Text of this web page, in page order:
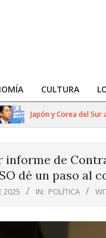
CULTURA
Japón y Corea del Sur
de
dé un paso al
2025 IN: POLÍTICA